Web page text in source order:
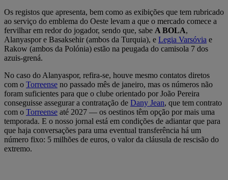
Os registos que apresenta, bem como as exibições que tem rubricado
ao serviço do emblema do Oeste levam a que o mercado comece a
fervilhar em redor do jogador, sendo que, sabe A BOLA,
Alanyaspor e Basaksehir (ambos da Turquia), e Legia Varsóvia e
Rakow (ambos da Polónia) estão na peugada do camisola 7 dos
azuis-grená.
No caso do Alanyaspor, refira-se, houve mesmo contatos diretos
com o Torreense no passado mês de janeiro, mas os números não
foram suficientes para que o clube orientado por João Pereira
conseguisse assegurar a contratação de Dany Jean, que tem contrato
com o Torreense até 2027 — os oestinos têm opção por mais uma
temporada. E o nosso jornal está em condições de adiantar que para
que haja conversações para uma eventual transferência há um
número fixo: 5 milhões de euros, o valor da cláusula de rescisão do
extremo.